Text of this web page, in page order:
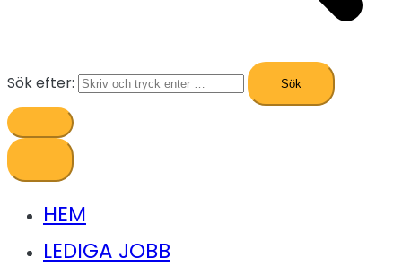
Sök efter:
HEM
LEDIGA JOBB